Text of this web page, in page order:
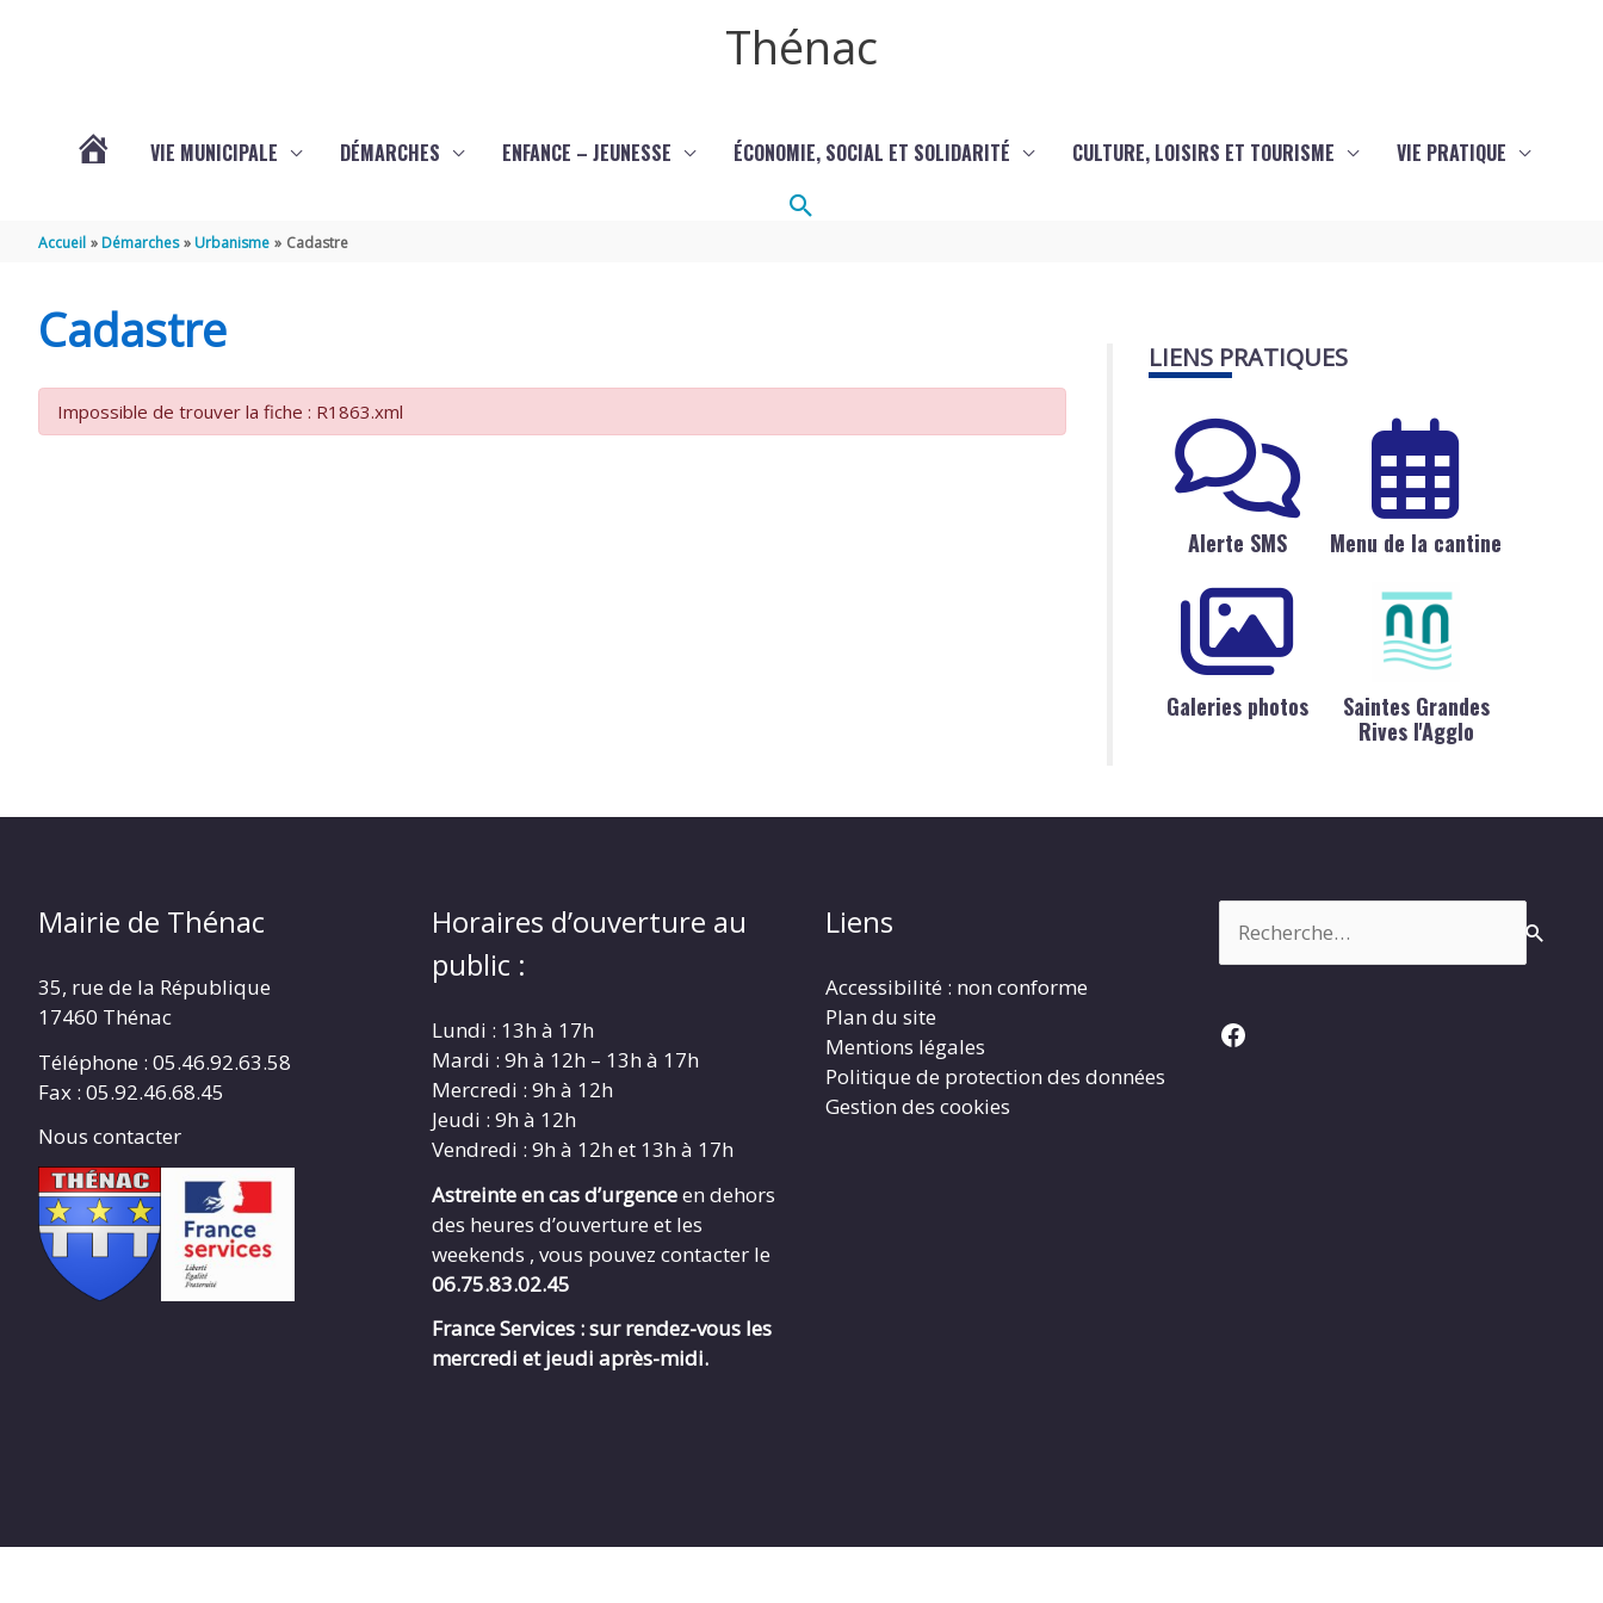
Thénac
THÉNAC
VIE MUNICIPALE DÉMARCHES ENFANCE – JEUNESSE ÉCONOMIE, SOCIAL ET SOLIDARITÉ CULTURE, LOISIRS ET TOURISME VIE PRATIQUE
Rechercher
Accueil Démarches Urbanisme Cadastre
Cadastre
Impossible de trouver la fiche : R1863.xml
LIENS PRATIQUES
Alerte SMS Menu de la cantine
Galeries photos
Saintes Grandes
Rives l'Agglo
Mairie de Thénac
35, rue de la République
17460 Thénac
Téléphone : 05.46.92.63.58
Fax : 05.92.46.68.45
Nous contacter
Horaires d’ouverture au
public :
Lundi : 13h à 17h
Mardi : 9h à 12h – 13h à 17h
Mercredi : 9h à 12h
Jeudi : 9h à 12h
Vendredi : 9h à 12h et 13h à 17h
Astreinte en cas d’urgenceen dehors
des heures d’ouverture et les
weekends , vous pouvez contacter le
06.75.83.02.45
France Services : sur rendez-vous les
mercredi et jeudi après-midi.
Liens
Accessibilité : non conforme
Plan du site
Mentions légales
Politique de protection des données
Gestion des cookies
Facebook